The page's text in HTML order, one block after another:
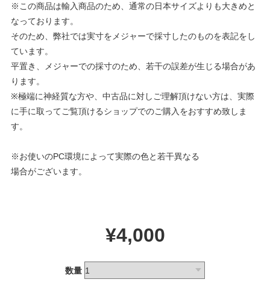
※この商品は輸入商品のため、通常の日本サイズよりも大きめと
なっております。
そのため、弊社では実寸をメジャーで採寸したのものを表記をし
ています。
平置き、メジャーでの採寸のため、若干の誤差が生じる場合があ
ります。
※極端に神経質な方や、中古品に対しご理解頂けない方は、実際
に手に取ってご覧頂けるショップでのご購入をおすすめ致しま
す。
※お使いのPC環境によって実際の色と若干異なる
場合がございます。
¥4,000
数量